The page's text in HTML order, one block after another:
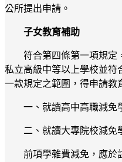
公所提出申請。
子女教育補助
符合第四條第一項規定
私立高級中等以上學校並符
一款規定之範圍，得申請教
一、就讀高中高職減免
二、就讀大專院校減免
前項學雜費減免，應於